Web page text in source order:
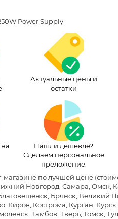
Power Supply
Актуальные цены и
остатки
Нашли дешевле?
Сделаем персональное
преложение.
магазине по лучшей цене
Новгород, Самара, Омск,
Брянск, Великий
Киров, Кострома, Курган,
Тамбов, Тверь, Томск,